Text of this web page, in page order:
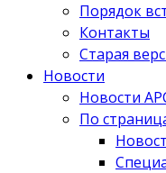
Порядок
Контакты
Старая
Новости
Новости
По